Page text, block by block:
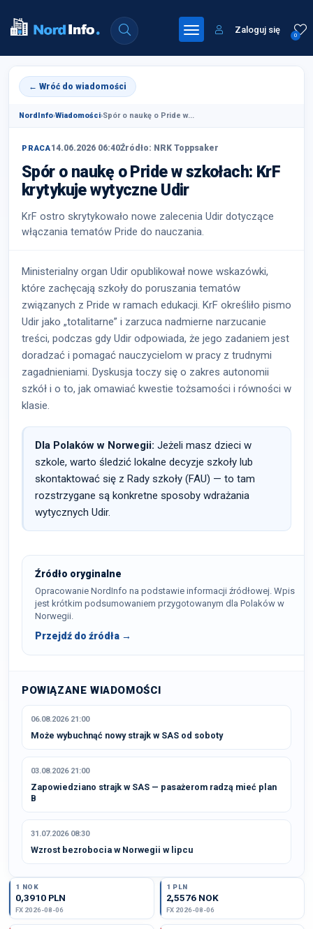
0
Zaloguj się
← Wróć do wiadomości
NordInfo›Wiadomości›Spór o naukę o Pride w...
PRACA14.06.2026 06:40Źródło: NRK Toppsaker
Spór o naukę o Pride w szkołach: KrF
krytykuje wytyczne Udir
KrF ostro skrytykowało nowe zalecenia Udir dotyczące
włączania tematów Pride do nauczania.
Ministerialny organ Udir opublikował nowe wskazówki,
które zachęcają szkoły do poruszania tematów
związanych z Pride w ramach edukacji. KrF określiło pismo
Udir jako „totalitarne” i zarzuca nadmierne narzucanie
treści, podczas gdy Udir odpowiada, że jego zadaniem jest
doradzać i pomagać nauczycielom w pracy z trudnymi
zagadnieniami. Dyskusja toczy się o zakres autonomii
szkół i o to, jak omawiać kwestie tożsamości i równości w
klasie.
Dla Polaków w Norwegii: Jeżeli masz dzieci w
szkole, warto śledzić lokalne decyzje szkoły lub
skontaktować się z Rady szkoły (FAU) — to tam
rozstrzygane są konkretne sposoby wdrażania
wytycznych Udir.
Źródło oryginalne
Opracowanie NordInfo na podstawie informacji źródłowej. Wpis
jest krótkim podsumowaniem przygotowanym dla Polaków w
Norwegii.
Przejdź do źródła →
POWIĄZANE WIADOMOŚCI
06.08.2026 21:00
Może wybuchnąć nowy strajk w SAS od soboty
03.08.2026 21:00
Zapowiedziano strajk w SAS — pasażerom radzą mieć plan
B
31.07.2026 08:30
Wzrost bezrobocia w Norwegii w lipcu
1 NOK
0,3910 PLN
FX 2026-08-06
1 PLN
2,5576 NOK
FX 2026-08-06